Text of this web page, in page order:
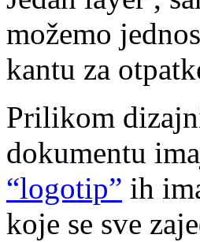
možemo
kantu za
Prilikom
dokumentu
“logotip” ih
koje se sve